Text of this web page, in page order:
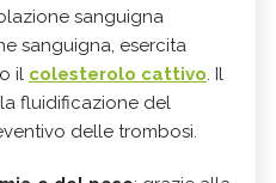
sanguigna
sanguigna, esercita
il colesterolo cattivo. Il
fluidificazione del
delle trombosi.